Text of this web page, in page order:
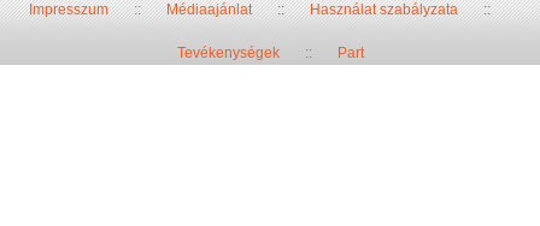
Impresszum::Médiaajánlat::Használat szabályzata::
Tevékenységek:: Part